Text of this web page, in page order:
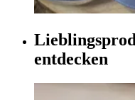
entdecken